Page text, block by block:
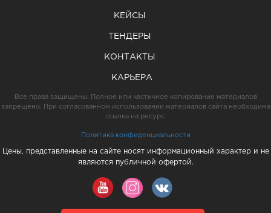
КЕЙСЫ
ТЕНДЕРЫ
КОНТАКТЫ
КАРЬЕРА
Все права защищены. Полное или частичное копирование материалов
запрещено. При согласованном использовании материалов сайта необходима
ссылка на ресурс.
Политика конфиденциальности
Цены, представленные на сайте носят информационный характер и не
являются публичной офертой.